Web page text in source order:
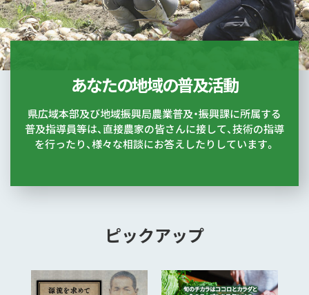
あなたの地域の普及活動
県広域本部及び地域振興局農業普及・振興課に所属する
普及指導員等は、直接農家の皆さんに接して、技術の指導
を行ったり、様々な相談にお答えしたりしています。
ピックアップ